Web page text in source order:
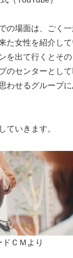
の場面は、ごく
た女性を紹介し
を出て行くとそ
のセンターとし
わせるグループ
ていきます。
ＣＭより